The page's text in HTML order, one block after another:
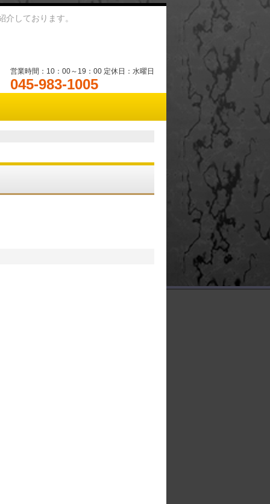
しております。
営業時間：10：00～19：00 定休日：水曜日
045-983-1005